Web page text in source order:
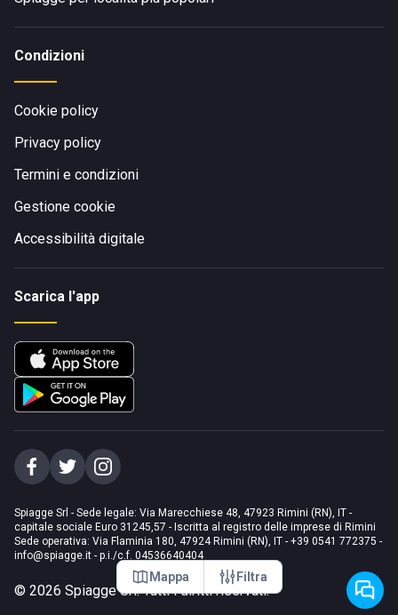
Mappa Filtra
Condizioni
Cookie policy
Privacy policy
Termini e condizioni
Gestione cookie
Accessibilità digitale
Scarica l'app
Spiagge Srl - Sede legale: Via Marecchiese 48, 47923 Rimini (RN), IT -
capitale sociale Euro 31245,57 - Iscritta al registro delle imprese di Rimini
Sede operativa: Via Flaminia 180, 47924 Rimini (RN), IT - +39 0541 772375 -
info@spiagge.it - p.i./c.f. 04536640404
© 2026 Spiagge Srl. Tutti i diritti riservati.